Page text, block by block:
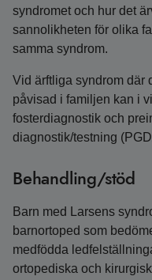
syndromet och hur det
sannolikheten för olika
samma syndrom.
Vid ärftliga syndrom där
påvisad i familjen kan i
fosterdiagnostik och
diagnostik/testning
Behandling/stöd
Barn med Larsens
barnortoped som
medfödda
ortopediska och